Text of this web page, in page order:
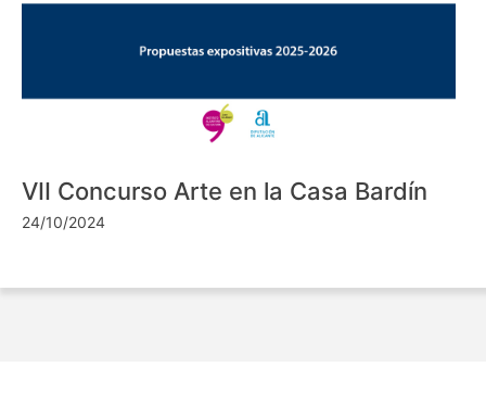
VII Concurso Arte en la Casa Bardín
24/10/2024